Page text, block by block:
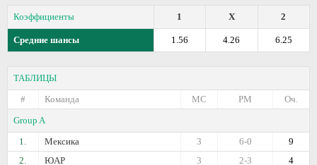
Коэффициенты 2
X
1
Средние шансы 6.25
4.26
1.56
ТАБЛИЦЫ
#
Команда Оч.
РМ
МС
Group A
1.
Мексика 9
6-0
3
2.
ЮАР 4
2-3
3